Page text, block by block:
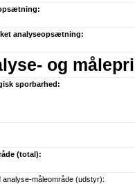
analyseopsætning:
og
sporbarhed:
(total):
analyse-måleområde (udstyr):